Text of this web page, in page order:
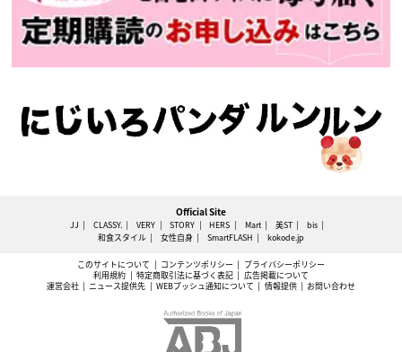
Official Site
JJ CLASSY. VERY STORY HERS Mart 美ST
bis
和食スタイル
女性自身 SmartFLASH kokode.jp
このサイトについて コンテンツポリシー
プライバシーポリシー
利用規約
特定商取引法に基づく表記
広告掲載について
運営会社
ニュース提供先 WEBプッシュ通知について 情報提供 お問い合わせ